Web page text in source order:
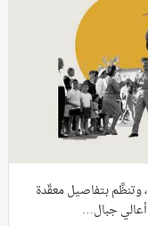
بتفاصيل معقّدة
أعالي جبال…